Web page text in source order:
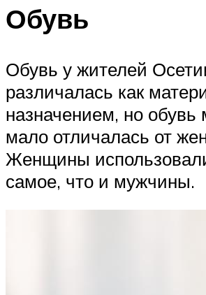
Обувь
Обувь у жителей
различалась как
назначением, но обувь
мало отличалась от
Женщины
самое, что и мужчины.